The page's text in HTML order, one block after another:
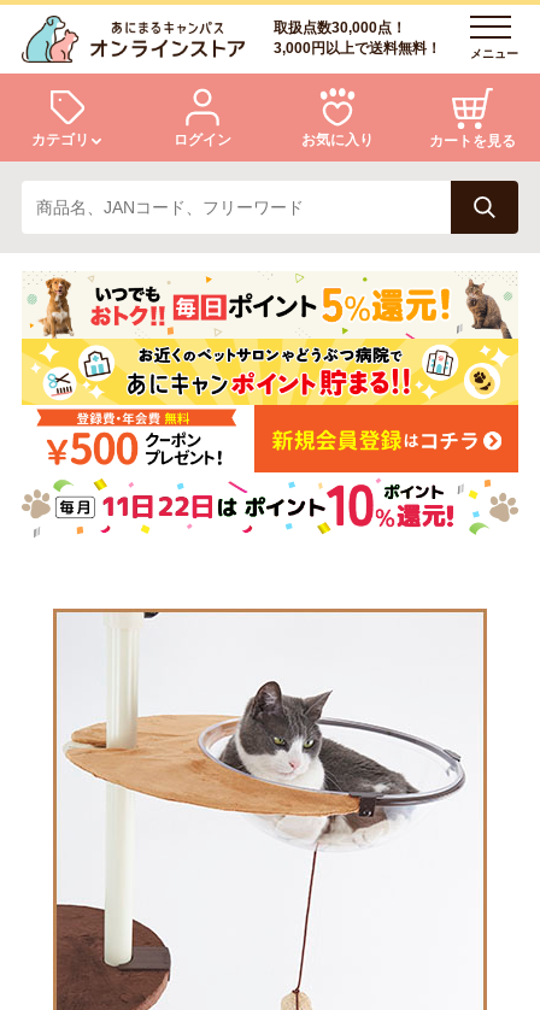
取扱点数30,000点！
3,000円以上で送料無料！
メニュー
カテゴリ
犬 猫
小動物・鳥 アクア・爬虫類・昆虫
ドッグフード キャットフード
美容・ケア用品 服・おさんぽ用品
ログイン お気に入り カートを見る
ログイン
会員登録
あにまるキャンパスについて
アフターサービス
商品リクエスト